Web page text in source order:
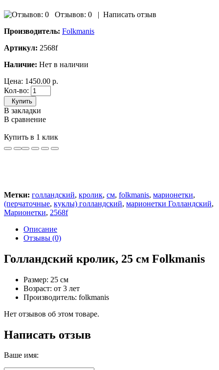
Отзывов: 0 | Написать отзыв
Производитель: Folkmanis
Артикул: 2568f
Наличие: Нет в наличии
Цена: 1450.00 р.
Кол-во:
Купить
В закладки
В сравнение
Купить в 1 клик
Метки: голландский, кролик, см, folkmanis, марионетки,
(перчаточные, куклы) голландский, марионетки Голландский,
Марионетки, 2568f
Описание
Отзывы (0)
Голландский кролик, 25 см Folkmanis
Размер: 25 см
Возраст: от 3 лет
Производитель: folkmanis
Нет отзывов об этом товаре.
Написать отзыв
Ваше имя: